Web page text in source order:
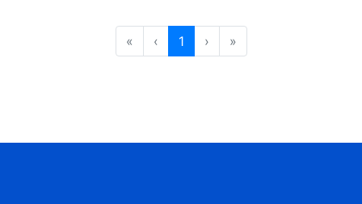
« ‹ 1 › »